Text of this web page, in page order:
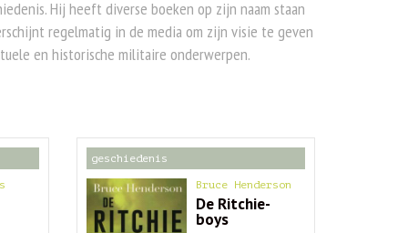
Hij heeft diverse boeken op zijn naam staan
regelmatig in de media om zijn visie te geven
en historische militaire onderwerpen.
geschiedenis
Bruce Henderson
De Ritchie-
boys